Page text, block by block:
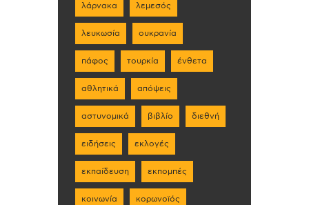
λάρνακα λεμεσός
λευκωσία ουκρανία
πάφος τουρκία ένθετα
αθλητικά απόψεις
αστυνομικά βιβλίο διεθνή
ειδήσεις εκλογές
εκπαίδευση εκπομπές
κοινωνία κορωνοϊός